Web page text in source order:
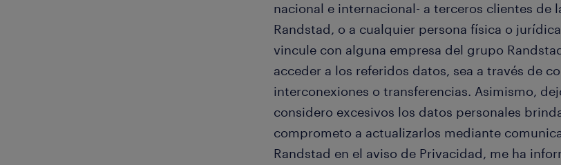
nacional e internacional- a terceros clientes de
Randstad, o a cualquier persona física o
vincule con alguna empresa del grupo
acceder a los referidos datos, sea a través de
interconexiones o transferencias. Asimismo,
considero excesivos los datos personales
comprometo a actualizarlos mediante
Randstad en el aviso de Privacidad, me ha